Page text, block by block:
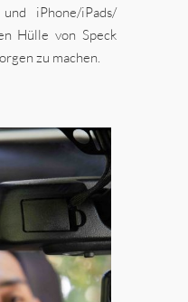
iPhone/iPads/
Hülle von Speck
zu machen.